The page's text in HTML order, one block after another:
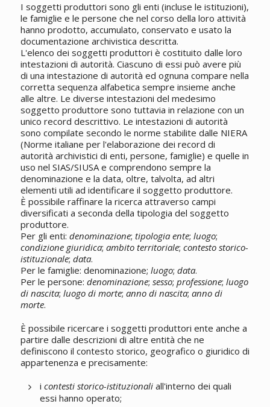
I soggetti produttori sono gli enti (incluse le istituzioni),
le famiglie e le persone che nel corso della loro attività
hanno prodotto, accumulato, conservato e usato la
documentazione archivistica descritta.
L'elenco dei soggetti produttori è costituito dalle loro
intestazioni di autorità. Ciascuno di essi può avere più
di una intestazione di autorità ed ognuna compare nella
corretta sequenza alfabetica sempre insieme anche
alle altre. Le diverse intestazioni del medesimo
soggetto produttore sono tuttavia in relazione con un
unico record descrittivo. Le intestazioni di autorità
sono compilate secondo le norme stabilite dalle NIERA
(Norme italiane per l'elaborazione dei record di
autorità archivistici di enti, persone, famiglie) e quelle in
uso nel SIAS/SIUSA e comprendono sempre la
denominazione e la data, oltre, talvolta, ad altri
elementi utili ad identificare il soggetto produttore.
È possibile raffinare la ricerca attraverso campi
diversificati a seconda della tipologia del soggetto
produttore.
Per gli enti: denominazione; tipologia ente; luogo;
condizione giuridica; ambito territoriale; contesto storico-
istituzionale; data.
Per le famiglie: denominazione; luogo; data.
Per le persone: denominazione; sesso; professione; luogo
di nascita; luogo di morte; anno di nascita; anno di
morte.
È possibile ricercare i soggetti produttori ente anche a
partire dalle descrizioni di altre entità che ne
definiscono il contesto storico, geografico o giuridico di
appartenenza e precisamente:
i contesti storico-istituzionaliall'interno dei quali
essi hanno operato;